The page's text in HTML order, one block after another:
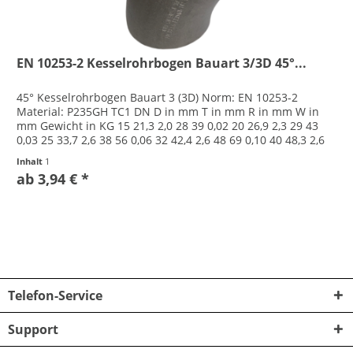
EN 10253-2 Kesselrohrbogen Bauart 3/3D 45°...
45° Kesselrohrbogen Bauart 3 (3D) Norm: EN 10253-2
Material: P235GH TC1 DN D in mm T in mm R in mm W in
mm Gewicht in KG 15 21,3 2,0 28 39 0,02 20 26,9 2,3 29 43
0,03 25 33,7 2,6 38 56 0,06 32 42,4 2,6 48 69 0,10 40 48,3 2,6
Inhalt 1
ab 3,94 € *
Telefon-Service
Support